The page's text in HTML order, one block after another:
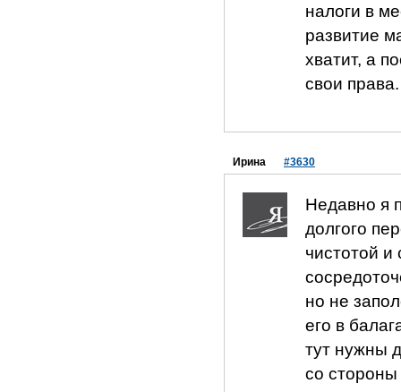
налоги в
развитие
хватит, а
свои права.
Ирина #3630
Недавно я
долгого
чистотой
но не
его в
тут нужны
со